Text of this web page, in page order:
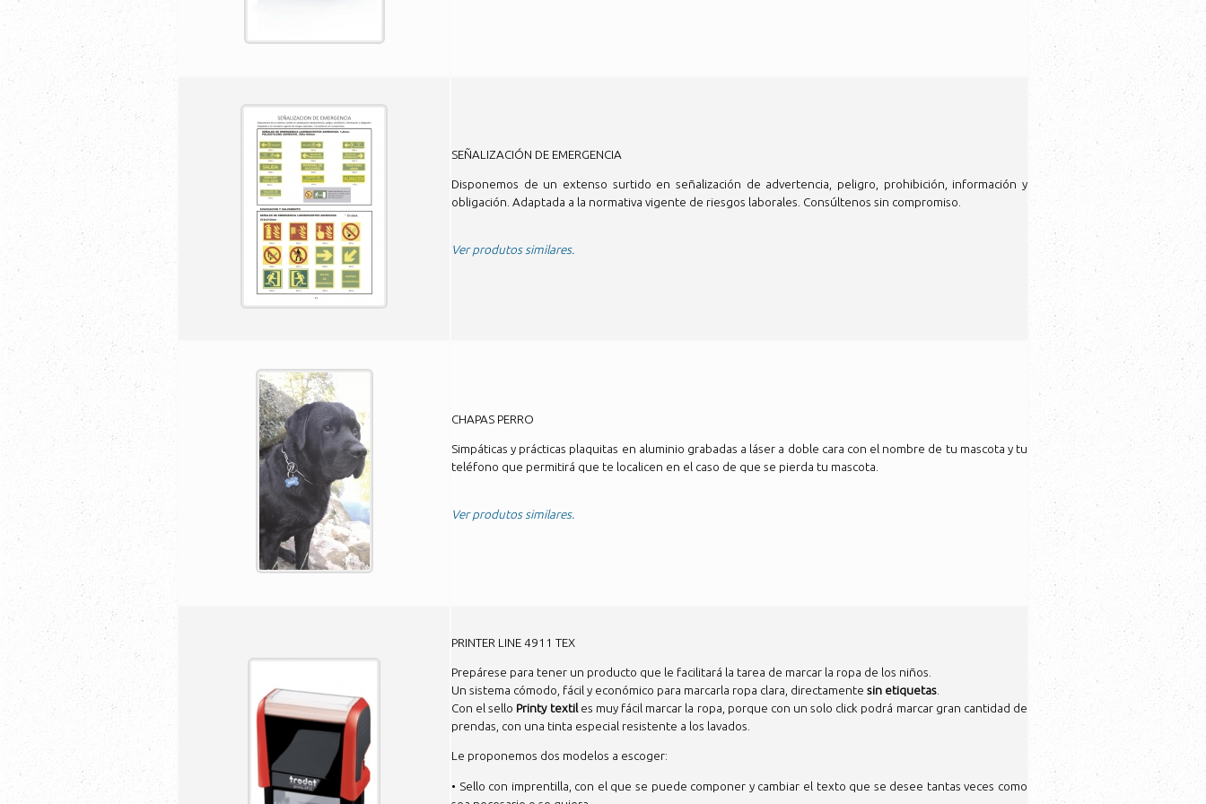
SEÑALIZACIÓN DE EMERGENCIA
Disponemos de un extenso surtido en señalización de advertencia, peligro, prohibición, información y
obligación. Adaptada a la normativa vigente de riesgos laborales. Consúltenos sin compromiso.
Ver produtos similares.
CHAPAS PERRO
Simpáticas y prácticas plaquitas en aluminio grabadas a láser a doble cara con el nombre de tu mascota y tu
teléfono que permitirá que te localicen en el caso de que se pierda tu mascota.
Ver produtos similares.
PRINTER LINE 4911 TEX
Prepárese para tener un producto que le facilitará la tarea de marcar la ropa de los niños.
Un sistema cómodo, fácil y económico para marcarla ropa clara, directamente sin etiquetas
Con el sello Printy textiles muy fácil marcar la ropa, porque con un solo click podrá marcar gran cantidad de
prendas, con una tinta especial resistente a los lavados.
Le proponemos dos modelos a escoger:
• Sello con imprentilla, con el que se puede componer y cambiar el texto que se desee tantas veces como